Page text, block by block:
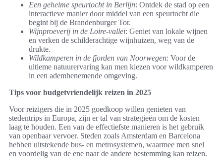
Een geheime speurtocht in Berlijn: Ontdek de stad op een
interactieve manier door middel van een speurtocht die
begint bij de Brandenburger Tor.
Wijnproeverij in de Loire-vallei: Geniet van lokale wijnen
en verken de schilderachtige wijnhuizen, weg van de
drukte.
Wildkamperen in de fjorden van Noorwegen: Voor de
ultieme natuurervaring kan men kiezen voor wildkamperen
in een adembenemende omgeving.
Tips voor budgetvriendelijk reizen in 2025
Voor reizigers die in 2025 goedkoop willen genieten van
stedentrips in Europa, zijn er tal van strategieën om de kosten
laag te houden. Een van de effectiefste manieren is het gebruik
van openbaar vervoer. Steden zoals Amsterdam en Barcelona
hebben uitstekende bus- en metrosystemen, waarmee men snel
en voordelig van de ene naar de andere bestemming kan reizen.